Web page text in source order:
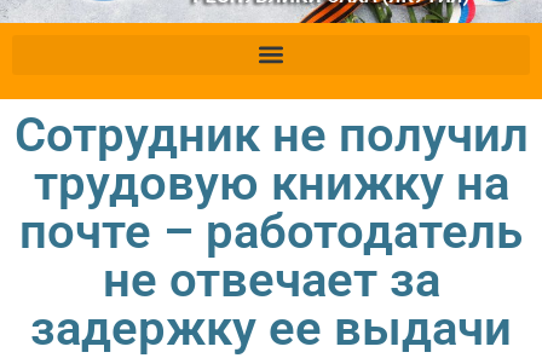
Сотрудник не получил
трудовую книжку на
почте – работодатель
не отвечает за
задержку ее выдачи